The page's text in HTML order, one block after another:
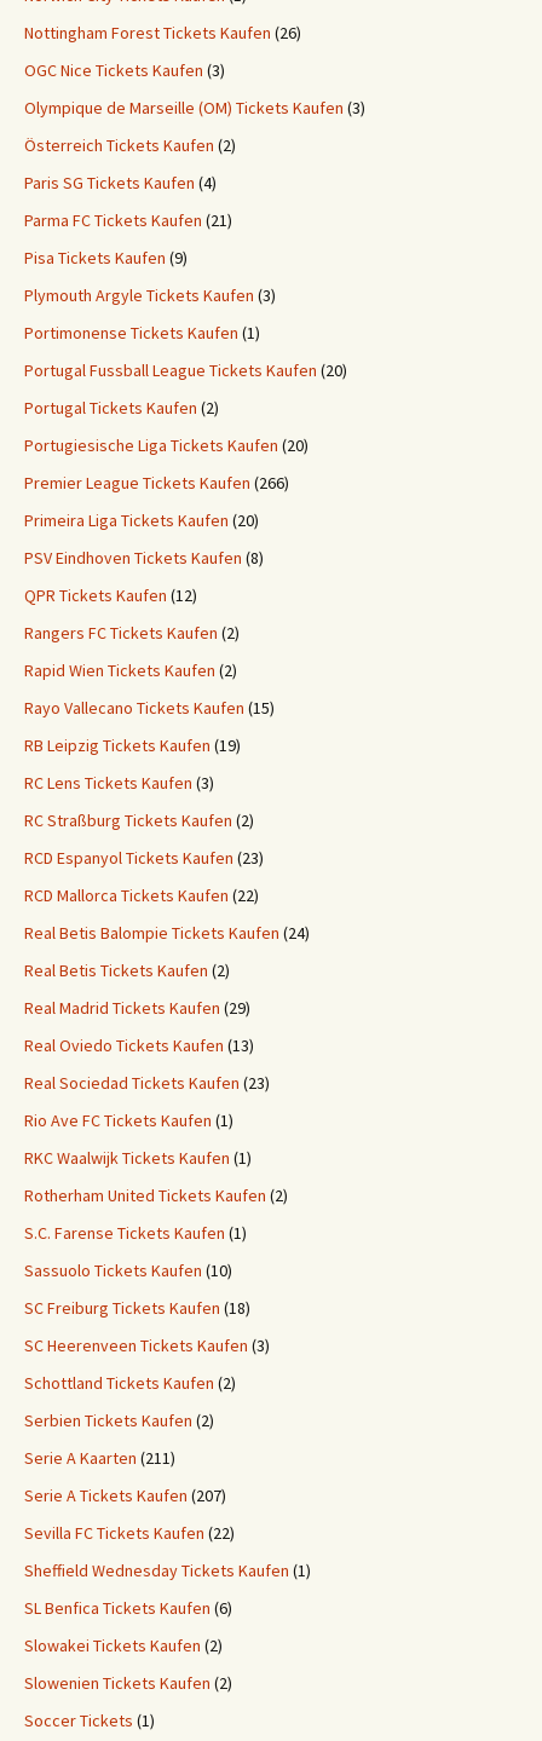
Nottingham Forest Tickets Kaufen (26)
OGC Nice Tickets Kaufen (3)
Olympique de Marseille (OM) Tickets Kaufen (3)
Österreich Tickets Kaufen (2)
Paris SG Tickets Kaufen (4)
Parma FC Tickets Kaufen (21)
Pisa Tickets Kaufen (9)
Plymouth Argyle Tickets Kaufen (3)
Portimonense Tickets Kaufen (1)
Portugal Fussball League Tickets Kaufen (20)
Portugal Tickets Kaufen (2)
Portugiesische Liga Tickets Kaufen (20)
Premier League Tickets Kaufen (266)
Primeira Liga Tickets Kaufen (20)
PSV Eindhoven Tickets Kaufen (8)
QPR Tickets Kaufen (12)
Rangers FC Tickets Kaufen (2)
Rapid Wien Tickets Kaufen (2)
Rayo Vallecano Tickets Kaufen (15)
RB Leipzig Tickets Kaufen (19)
RC Lens Tickets Kaufen (3)
RC Straßburg Tickets Kaufen (2)
RCD Espanyol Tickets Kaufen (23)
RCD Mallorca Tickets Kaufen (22)
Real Betis Balompie Tickets Kaufen (24)
Real Betis Tickets Kaufen (2)
Real Madrid Tickets Kaufen (29)
Real Oviedo Tickets Kaufen (13)
Real Sociedad Tickets Kaufen (23)
Rio Ave FC Tickets Kaufen (1)
RKC Waalwijk Tickets Kaufen (1)
Rotherham United Tickets Kaufen (2)
S.C. Farense Tickets Kaufen (1)
Sassuolo Tickets Kaufen (10)
SC Freiburg Tickets Kaufen (18)
SC Heerenveen Tickets Kaufen (3)
Schottland Tickets Kaufen (2)
Serbien Tickets Kaufen (2)
Serie A Kaarten (211)
Serie A Tickets Kaufen (207)
Sevilla FC Tickets Kaufen (22)
Sheffield Wednesday Tickets Kaufen (1)
SL Benfica Tickets Kaufen (6)
Slowakei Tickets Kaufen (2)
Slowenien Tickets Kaufen (2)
Soccer Tickets (1)